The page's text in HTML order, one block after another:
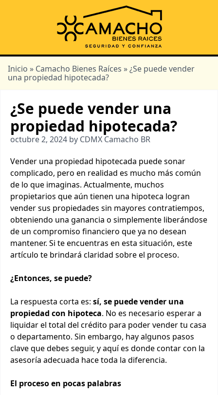
Inicio » Camacho Bienes Raíces » ¿Se puede vender
una propiedad hipotecada?
¿Se puede vender una
propiedad hipotecada?
octubre 2, 2024 by CDMX Camacho BR
Vender una propiedad hipotecada puede sonar
complicado, pero en realidad es mucho más común
de lo que imaginas. Actualmente, muchos
propietarios que aún tienen una hipoteca logran
vender sus propiedades sin mayores contratiempos,
obteniendo una ganancia o simplemente liberándose
de un compromiso financiero que ya no desean
mantener. Si te encuentras en esta situación, este
artículo te brindará claridad sobre el proceso.
¿Entonces, se puede?
La respuesta corta es: sí, se puede vender una
propiedad con hipoteca. No es necesario esperar a
liquidar el total del crédito para poder vender tu casa
o departamento. Sin embargo, hay algunos pasos
clave que debes seguir, y aquí es donde contar con la
asesoría adecuada hace toda la diferencia.
El proceso en pocas palabras